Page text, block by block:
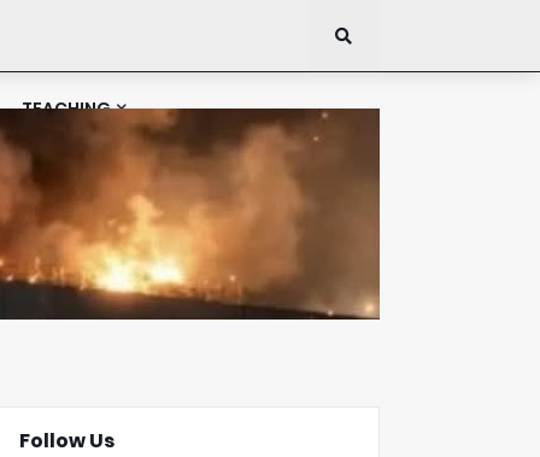
TEACHING
Follow Us